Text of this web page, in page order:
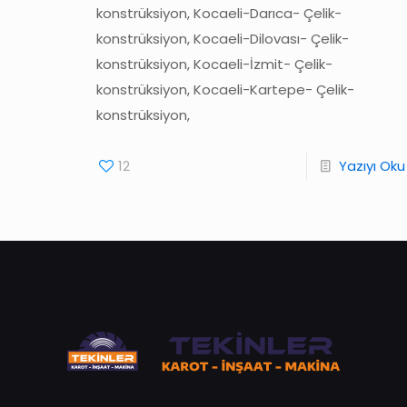
konstrüksiyon, Kocaeli-Darıca- Çelik-
konstrüksiyon, Kocaeli-Dilovası- Çelik-
konstrüksiyon, Kocaeli-İzmit- Çelik-
konstrüksiyon, Kocaeli-Kartepe- Çelik-
konstrüksiyon,
12 Yazıyı Oku